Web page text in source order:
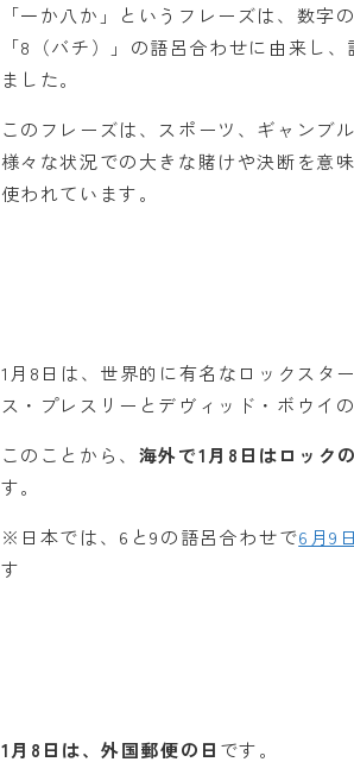
「一か八か」というフレーズは、数字
「8（バチ）」の語呂合わせに由来し
ました。
このフレーズは、スポーツ、ギャンブ
様々な状況での大きな賭けや決断を意
使われています。
1月8日は、世界的に有名なロックスタ
ス・プレスリーとデヴィッド・ボウイの
このことから、 海外で1月8日はロック
す。
※日本では、6と9の語呂合わせで6月9日
す
1月8日は、外国郵便の日 です。